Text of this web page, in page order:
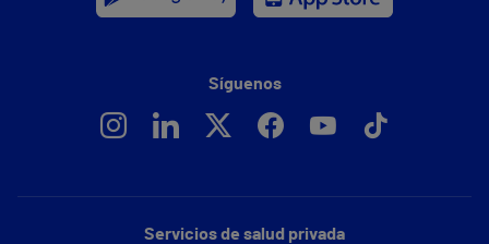
Servicios de salud privada
Síguenos